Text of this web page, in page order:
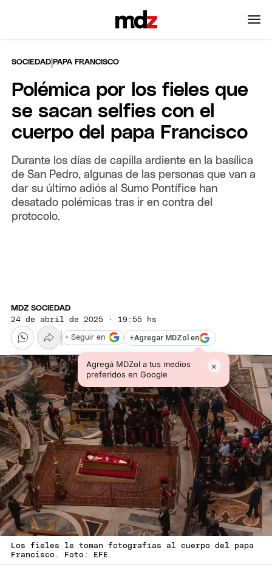
SOCIEDAD |PAPA FRANCISCO
Polémica por los fieles que
se sacan selfies con el
cuerpo del papa Francisco
Durante los días de capilla ardiente en la basílica
de San Pedro, algunas de las personas que van a
dar su último adiós al Sumo Pontífice han
desatado polémicas tras ir en contra del
protocolo.
MDZ SOCIEDAD
24 de abril de 2025 · 19:55 hs
+Agregar MDZol en
Agregá MDZol a tus medios
preferidos en Google
×
+ Seguir en
Los fieles le toman fotografías al cuerpo del papa
Francisco. Foto: EFE